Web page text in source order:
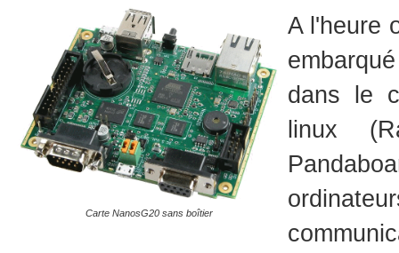
Carte NanosG20 sans boîtier
A l'heure
dans le
linux